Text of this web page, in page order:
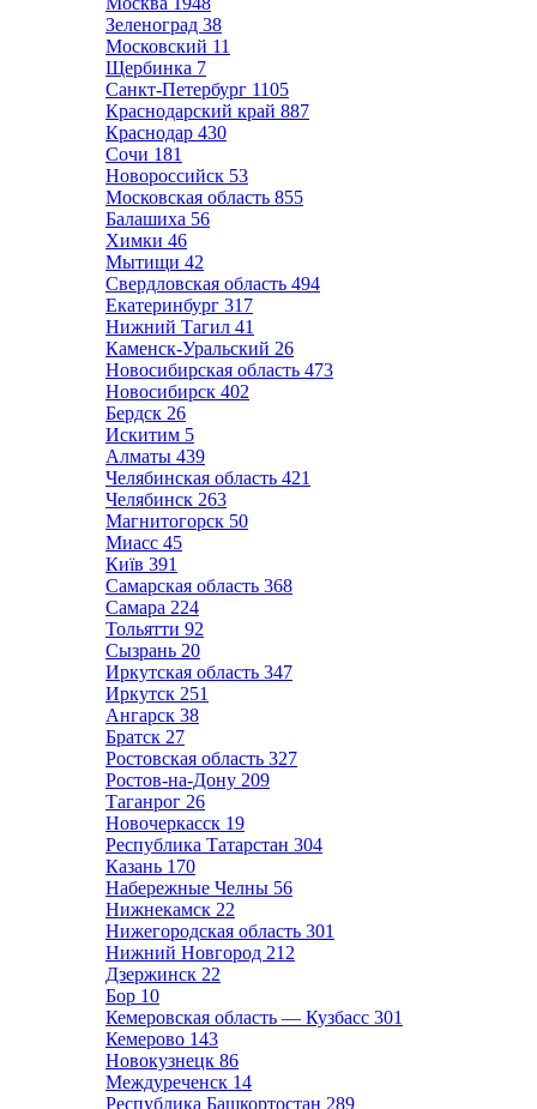
Зеленоград 38
Московский 11
Щербинка 7
Санкт-Петербург 1105
Краснодарский край 887
Краснодар 430
Сочи 181
Новороссийск 53
Московская область 855
Балашиха 56
Химки 46
Мытищи 42
Свердловская область 494
Екатеринбург 317
Нижний Тагил 41
Каменск-Уральский 26
Новосибирская область 473
Новосибирск 402
Бердск 26
Искитим 5
Алматы 439
Челябинская область 421
Челябинск 263
Магнитогорск 50
Миасс 45
Київ 391
Самарская область 368
Самара 224
Тольятти 92
Сызрань 20
Иркутская область 347
Иркутск 251
Ангарск 38
Братск 27
Ростовская область 327
Ростов-на-Дону 209
Таганрог 26
Новочеркасск 19
Республика Татарстан 304
Казань 170
Набережные Челны 56
Нижнекамск 22
Нижегородская область 301
Нижний Новгород 212
Дзержинск 22
Бор 10
Кемеровская область — Кузбасс 301
Кемерово 143
Новокузнецк 86
Междуреченск 14
Республика Башкортостан 289